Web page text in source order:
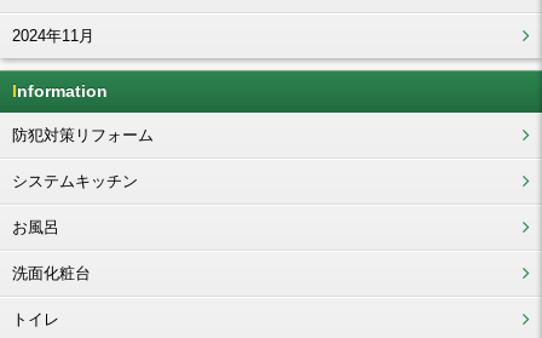
2024年11月
Information
防犯対策リフォーム
システムキッチン
お風呂
洗面化粧台
トイレ